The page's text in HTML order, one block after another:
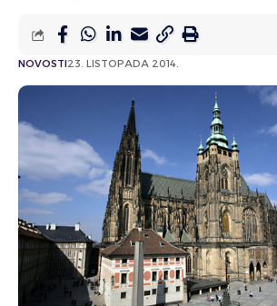
NOVOSTI23. LISTOPADA 2014.